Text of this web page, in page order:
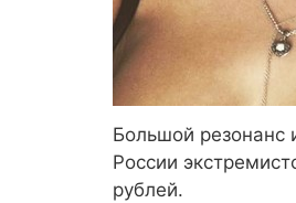
Большой резонанс
России
рублей.